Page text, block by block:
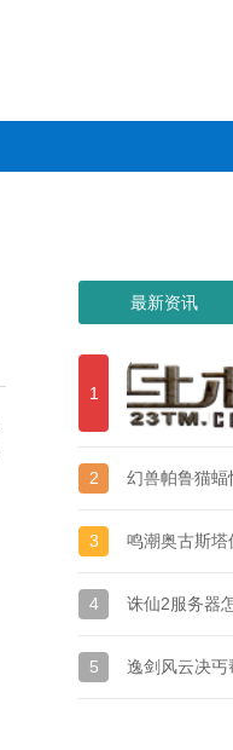
最新资讯
1
2
3
4 诛仙2服务器
5